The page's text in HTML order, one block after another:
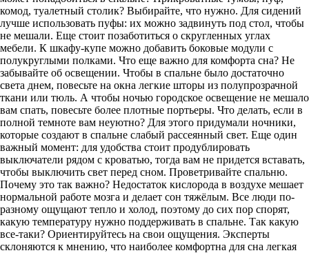
комод, туалетный столик? Выбирайте, что нужно. Для сидений
лучше использовать пуфы: их можно задвинуть под стол, чтобы
не мешали. Еще стоит позаботиться о скругленных углах
мебели. К шкафу-купе можно добавить боковые модули с
полукруглыми полками. Что еще важно для комфорта сна? Не
забывайте об освещении. Чтобы в спальне было достаточно
света днем, повесьте на окна легкие шторы из полупрозрачной
ткани или тюль. А чтобы ночью городское освещение не мешало
вам спать, повесьте более плотные портьеры. Что делать, если в
полной темноте вам неуютно? Для этого придумали ночники,
которые создают в спальне слабый рассеянный свет. Еще один
важный момент: для удобства стоит продублировать
выключатели рядом с кроватью, тогда вам не придется вставать,
чтобы выключить свет перед сном. Проветривайте спальню.
Почему это так важно? Недостаток кислорода в воздухе мешает
нормальной работе мозга и делает сон тяжёлым. Все люди по-
разному ощущают тепло и холод, поэтому до сих пор спорят,
какую температуру нужно поддерживать в спальне. Так какую
все-таки? Ориентируйтесь на свои ощущения. Эксперты
склоняются к мнению, что наиболее комфортна для сна легкая